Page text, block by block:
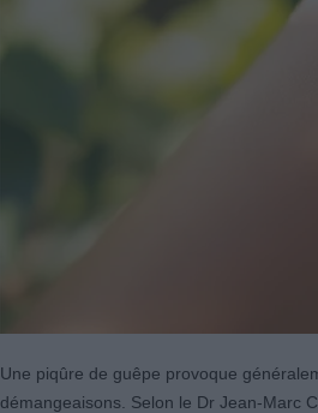
Une piqûre de guêpe provoque
démangeaisons. Selon le Dr Jean-Marc